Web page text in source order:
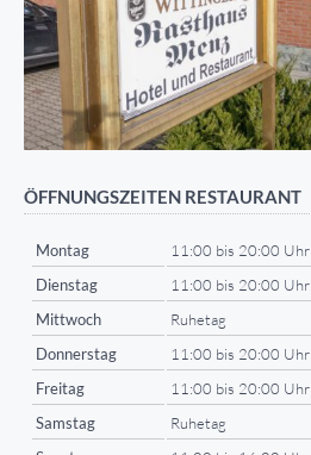
ÖFFNUNGSZEITEN RESTAURANT
Montag
11:00 bis 20:00 Uhr
Dienstag
11:00 bis 20:00 Uhr
Mittwoch
Ruhetag
Donnerstag
11:00 bis 20:00 Uhr
Freitag
11:00 bis 20:00 Uhr
Samstag
Ruhetag